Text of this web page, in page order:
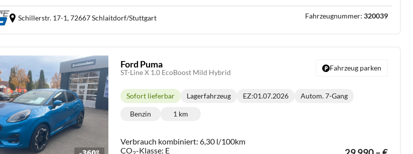
Schillerstr. 17-1,72667 Schlaitdorf/Stuttgart Fahrzeugnummer: 320039
Ford Puma
ST-Line X 1.0 EcoBoost Mild Hybrid
Lieferzeit:
Sofort lieferbar Lagerfahrzeug EZ:01.07.2026
Getriebe:
Autom. 7-Gang
Kraftstoff:
Benzin
Kilometerstand:
1 km
Verbrauch kombiniert:6,30 l/100km
CO -Klasse: E
Fahrzeug parken